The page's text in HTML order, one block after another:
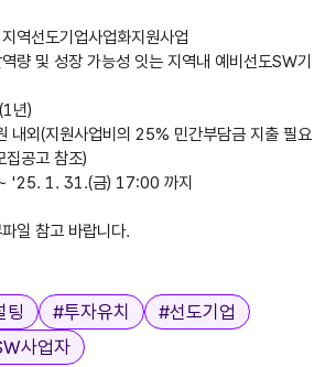
선도기업사업화지원사업
량 및 성장 가능성 잇는 지역내 예비선도SW기
년)
외(지원사업비의 25% 민간부담금 지출 필요
집공고 참조)
'25. 1. 31.(금) 17:00 까지
일 참고 바랍니다.
팅 #투자유치 #선도기업
사업자